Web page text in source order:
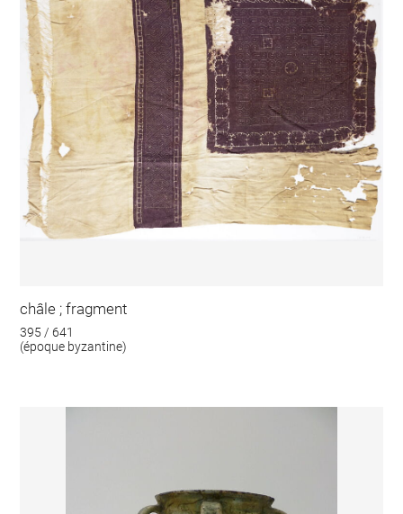
châle ; fragment
395 / 641
(époque byzantine)